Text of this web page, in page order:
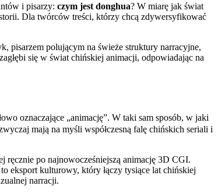
i pisarzy: czym jest donghua? W miarę jak świat
Dla twórców treści, którzy chcą zdywersyfikować
pisarzem polującym na świeże struktury narracyjne,
się w świat chińskiej animacji, odpowiadając na
oznaczające „animację”. W taki sam sposób, w jaki
mają na myśli współczesną falę chińskich seriali i
ręcznie po najnowocześniejszą animację 3D CGI.
eksport kulturowy, który łączy tysiące lat chińskiej
narracji.